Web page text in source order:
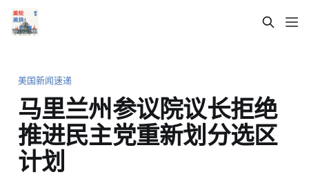
美国新闻速递
马里兰州参议院议长拒绝
推进民主党重新划分选区
计划